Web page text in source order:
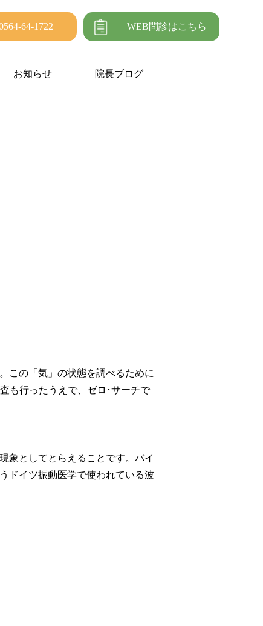
WEB問診はこちら
64-1722
お知らせ 院長ブログ
この「気」の状態を調べるために
も行ったうえで、ゼロ･サーチで
象としてとらえることです。バイ
ドイツ振動医学で使われている波